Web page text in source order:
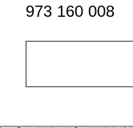
973 160 008